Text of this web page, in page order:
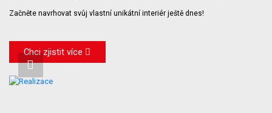
Začněte navrhovat svůj vlastní unikátní interiér ještě dnes!
Chci zjistit více